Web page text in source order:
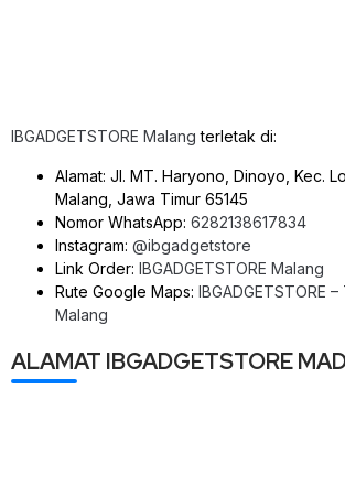
IBGADGETSTORE Malang terletak di:
Alamat: Jl. MT. Haryono, Dinoyo, Kec.
Malang, Jawa Timur 65145
Nomor WhatsApp: 6282138617834
Instagram: @ibgadgetstore
Link Order: IBGADGETSTORE Malang
Rute Google Maps: IBGADGETSTORE
Malang
ALAMAT IBGADGETSTORE